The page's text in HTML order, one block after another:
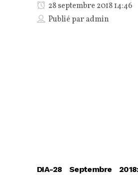
28 septembre 2018 14:46
Publié paradmin
DIA-28 Septembre 2018: